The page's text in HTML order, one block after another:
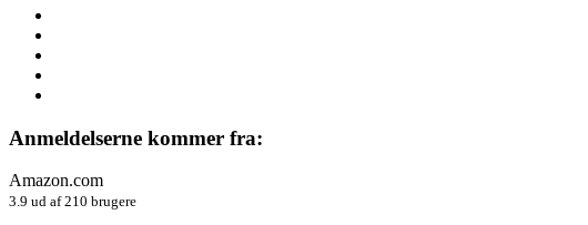
Anmeldelserne kommer fra:
Amazon.com
3.9 ud af 210 brugere